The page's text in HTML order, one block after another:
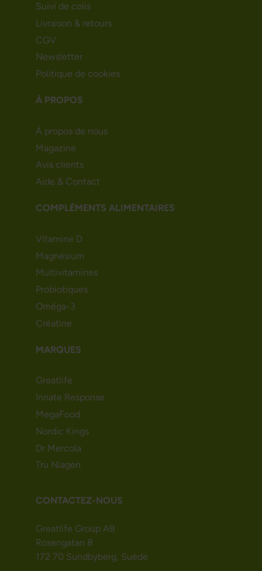
Suivi de colis
Livraison & retours
CGV
Newsletter
Politique de cookies
À PROPOS
À propos de nous
Magazine
Avis clients
Aide & Contact
COMPLÉMENTS ALIMENTAIRES
Vitamine D
Magnésium
Multivitamines
Probiotiques
Oméga-3
Créatine
MARQUES
Greatlife
Innate Response
MegaFood
Nordic Kings
Dr Mercola
Tru Niagen
CONTACTEZ-NOUS
Greatlife Group AB
Rosengatan 8
172 70 Sundbyberg, Suède